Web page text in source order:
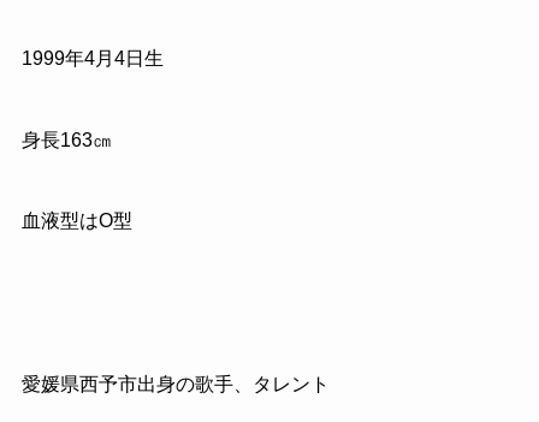
1999年4月4日生
身長163㎝
血液型はO型
愛媛県西予市出身の歌手、タレント